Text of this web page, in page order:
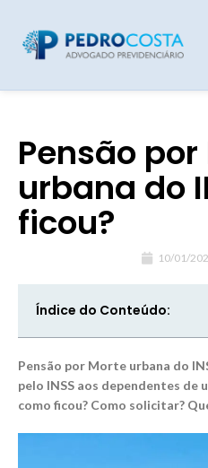
Pensão
urbana do
ficou?
10/01/
Índice do Conteúdo:
Pensão por Morte urbana do
pelo INSS aos dependentes de
como ficou? Como solicitar?